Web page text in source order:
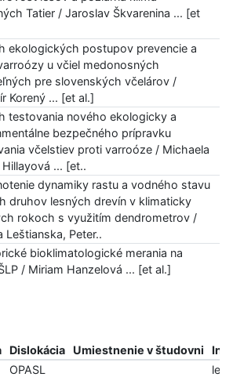
Tatier / Jaroslav Škvarenina ... [et
ekologických postupov prevencie a
u včiel medonosných
pre slovenských včelárov /
Korený ... [et al.]
testovania nového ekologicky a
bezpečného prípravku
včelstiev proti varroóze / Michaela
Hillayová ... [et..
dynamiky rastu a vodného stavu
druhov lesných drevín v klimaticky
rokoch s využitím dendrometrov /
Leštianska, Peter..
bioklimatologické merania na
/ Miriam Hanzelová ... [et al.]
Dislokácia Umiestnenie v študovni
Info
OPASL
len